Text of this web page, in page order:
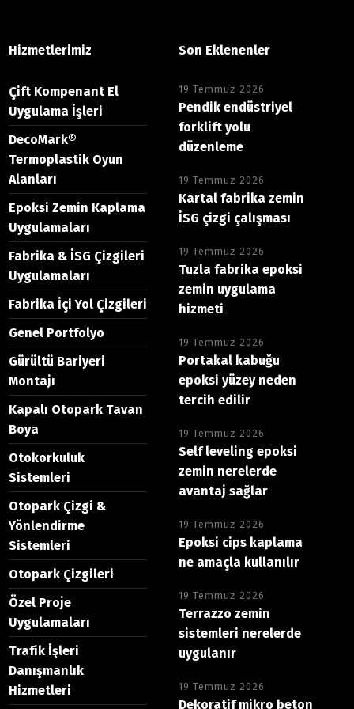
Hizmetlerimiz
Çift Kompenant El
Uygulama İşleri
DecoMark®
Termoplastik Oyun
Alanları
Epoksi Zemin Kaplama
Uygulamaları
Fabrika & İSG Çizgileri
Uygulamaları
Fabrika İçi Yol Çizgileri
Genel Portfolyo
Gürültü Bariyeri
Montajı
Kapalı Otopark Tavan
Boya
Otokorkuluk
Sistemleri
Otopark Çizgi &
Yönlendirme
Sistemleri
Otopark Çizgileri
Özel Proje
Uygulamaları
Trafik İşleri
Danışmanlık
Hizmetleri
Son Eklenenler
19 Temmuz 2026
Pendik endüstriyel
forklift yolu
düzenleme
19 Temmuz 2026
Kartal fabrika zemin
İSG çizgi çalışması
19 Temmuz 2026
Tuzla fabrika epoksi
zemin uygulama
hizmeti
19 Temmuz 2026
Portakal kabuğu
epoksi yüzey neden
tercih edilir
19 Temmuz 2026
Self leveling epoksi
zemin nerelerde
avantaj sağlar
19 Temmuz 2026
Epoksi cips kaplama
ne amaçla kullanılır
19 Temmuz 2026
Terrazzo zemin
sistemleri nerelerde
uygulanır
19 Temmuz 2026
Dekoratif mikro beton